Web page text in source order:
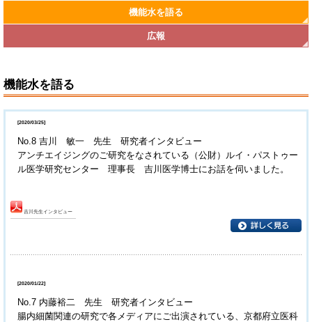
機能水を語る
広報
機能水を語る
[2020/03/25]
No.8 吉川 敏一 先生 研究者インタビュー
アンチエイジングのご研究をなされている（公財）ルイ・パストゥー
ル医学研究センター 理事長 吉川医学博士にお話を伺いました。
吉川先生インタビュー
[2020/01/22]
No.7 内藤裕二 先生 研究者インタビュー
腸内細菌関連の研究で各メディアにご出演されている、京都府立医科